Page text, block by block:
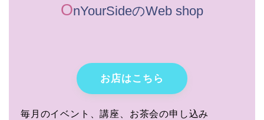
OnYourSideのWeb shop
お店はこちら
毎月のイベント、講座、お茶会の申し込み